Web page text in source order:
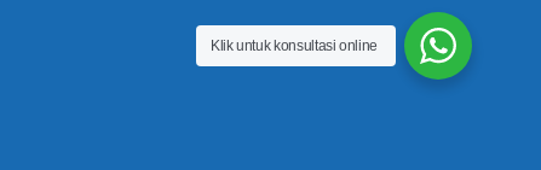
Klik untuk konsultasi online